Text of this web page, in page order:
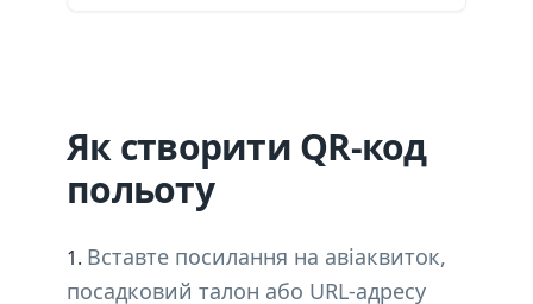
Як створити QR-код
польоту
Вставте посилання на авіаквиток,
посадковий талон або URL-адресу